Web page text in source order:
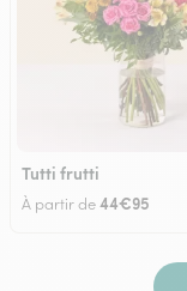
Tutti frutti
À partir de44€95